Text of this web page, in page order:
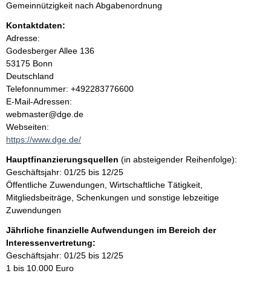
n
h
a
l
t
Gemeinnützigkeit nach Abgabenordnung
Kontaktdaten:
Adresse:
Godesberger Allee 136
53175 Bonn
Deutschland
K
o
n
t
a
t
i
n
f
o
r
m
a
t
Telefonnummer: +492283776600
E-Mail-Adressen:
webmaster@dge.de
Webseiten:
https://www.dge.de/
Hauptfinanzierungsquellen (in absteigender Reihenfolge):
Geschäftsjahr: 01/25 bis 12/25
Öffentliche Zuwendungen, Wirtschaftliche Tätigkeit,
Mitgliedsbeiträge, Schenkungen und sonstige lebzeitige
Zuwendungen
Jährliche finanzielle Aufwendungen im Bereich der
Interessenvertretung:
Geschäftsjahr: 01/25 bis 12/25
1 bis 10.000 Euro